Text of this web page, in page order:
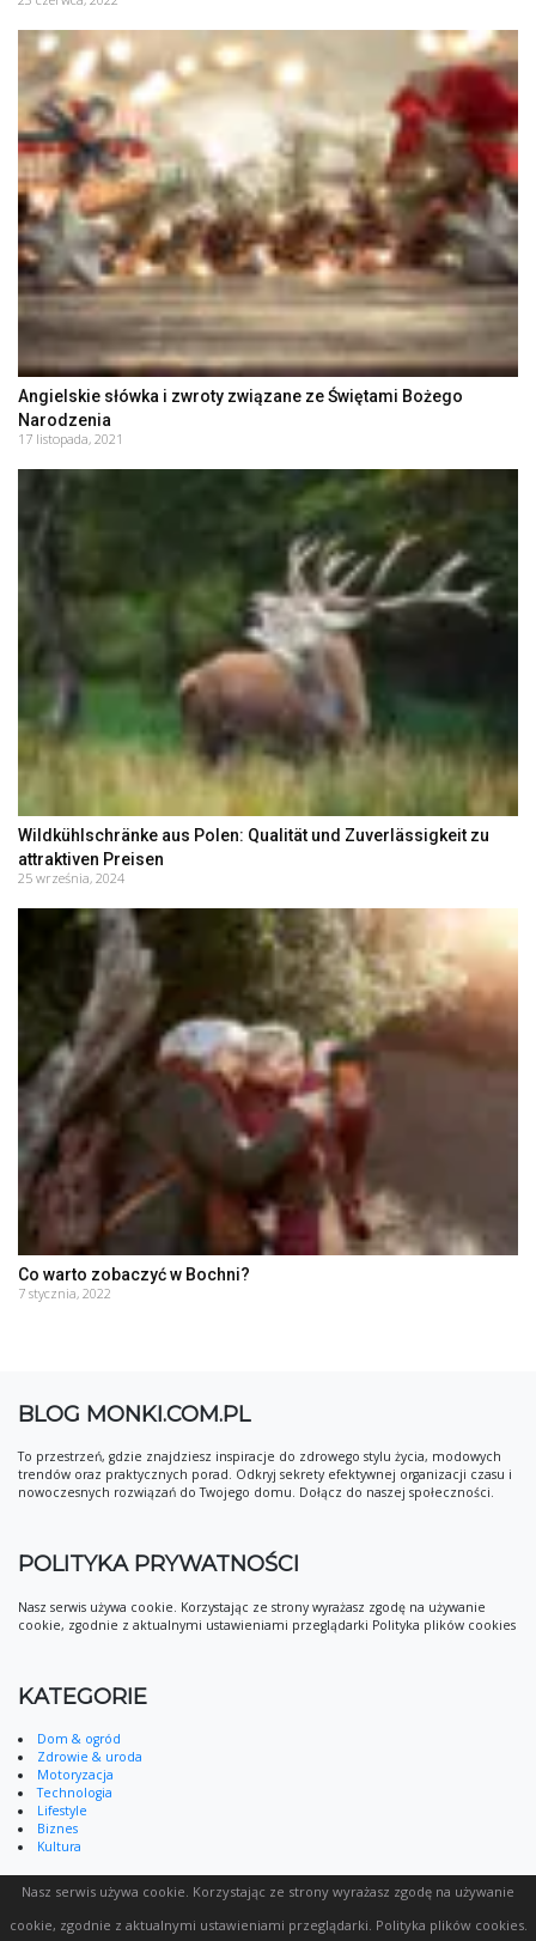
Angielskie słówka i zwroty związane ze Świętami Bożego
Narodzenia
17 listopada, 2021
Wildkühlschränke aus Polen: Qualität und Zuverlässigkeit zu
attraktiven Preisen
25 września, 2024
Co warto zobaczyć w Bochni?
7 stycznia, 2022
BLOG MONKI.COM.PL
To przestrzeń, gdzie znajdziesz inspiracje do zdrowego stylu życia, modowych
trendów oraz praktycznych porad. Odkryj sekrety efektywnej organizacji czasu i
nowoczesnych rozwiązań do Twojego domu. Dołącz do naszej społeczności.
POLITYKA PRYWATNOŚCI
Nasz serwis używa cookie. Korzystając ze strony wyrażasz zgodę na używanie
cookie, zgodnie z aktualnymi ustawieniami przeglądarki Polityka plików cookies
KATEGORIE
Dom & ogród
Zdrowie & uroda
Motoryzacja
Technologia
Lifestyle
Biznes
Kultura
Nasz serwis używa cookie. Korzystając ze strony wyrażasz zgodę na używanie
cookie, zgodnie z aktualnymi ustawieniami przeglądarki. Polityka plików cookies.